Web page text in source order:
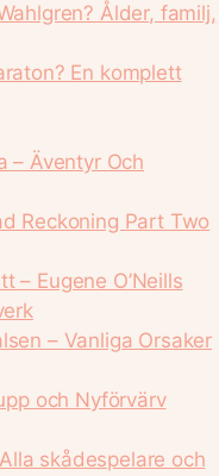
Ålder, familj,
En komplett
– Äventyr Och
Reckoning Part Two
– Eugene O’Neills
– Vanliga Orsaker
och Nyförvärv
skådespelare och